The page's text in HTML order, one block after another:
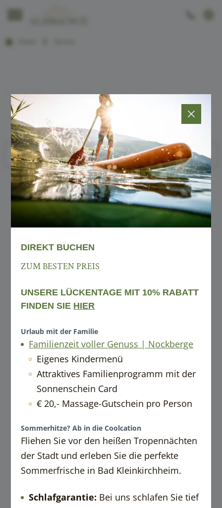
----
----
----
SUCHE
🔍
text-gray-600
DIREKT BUCHEN
ZUM BESTEN PREIS
UNSERE LÜCKENTAGE MIT 10% RABATT
FINDEN SIE HIER
Urlaub mit der Familie
Familienzeit voller Genuss | Nockberge
Eigenes Kindermenü
Attraktives Familienprogramm mit der
Sonnenschein Card
€ 20,- Massage-Gutschein pro Person
Sommerhitze? Ab in die Coolcation
Fliehen Sie vor den heißen Tropennächten
der Stadt und erleben Sie die perfekte
Sommerfrische in Bad Kleinkirchheim.
Schlafgarantie: Bei uns schlafen Sie tief
